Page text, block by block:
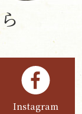
Instagram